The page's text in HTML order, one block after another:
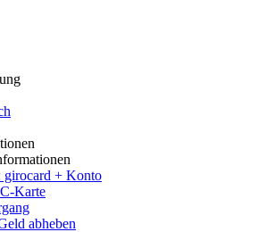
girocard + Konto
Karte
abheben